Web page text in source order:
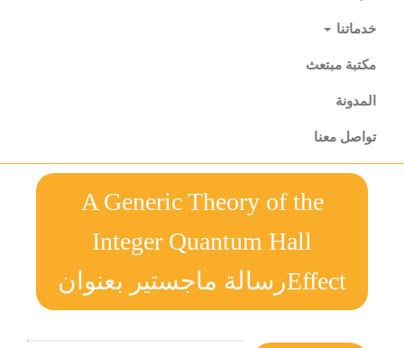
خدماتنا
مكتبة مبتعث
المدونة
تواصل معنا
A Generic Theory of the
Integer Quantum Hall
Effectرسالة ماجستير بعنوان